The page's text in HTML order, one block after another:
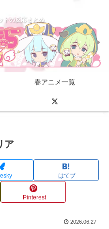
トの反応まとめ
春アニメ一覧
ア
はてブ
Pinterest
2026.06.27